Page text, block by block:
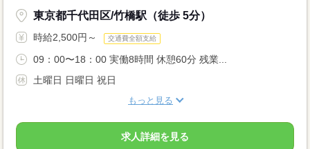
東京都千代田区/竹橋駅（徒歩 5分）
時給2,500円～ 交通費全額支給
09：00〜18：00 実働8時間 休憩60分 残業...
土曜日 日曜日 祝日
もっと見る
求人詳細を見る